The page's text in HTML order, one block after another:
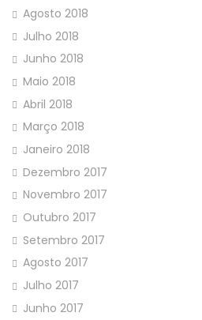
Agosto 2018
Julho 2018
Junho 2018
Maio 2018
Abril 2018
Março 2018
Janeiro 2018
Dezembro 2017
Novembro 2017
Outubro 2017
Setembro 2017
Agosto 2017
Julho 2017
Junho 2017